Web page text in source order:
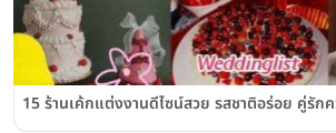
15 ร้านเค้กแต่งงานดีไซน์สวย รสชาติอร่อย คู่รักค